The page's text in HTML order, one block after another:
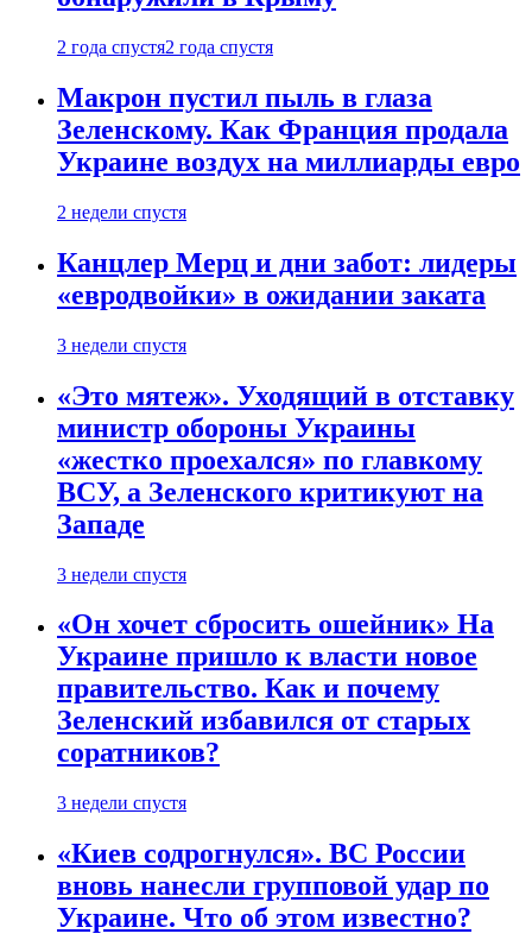
2 года спустя2 года спустя
Макрон пустил пыль в глаза
Зеленскому. Как Франция продала
Украине воздух на миллиарды евро
2 недели спустя
Канцлер Мерц и дни забот: лидеры
«евродвойки» в ожидании заката
3 недели спустя
«Это мятеж». Уходящий в отставку
министр обороны Украины
«жестко проехался» по главкому
ВСУ, а Зеленского критикуют на
Западе
3 недели спустя
«Он хочет сбросить ошейник» На
Украине пришло к власти новое
правительство. Как и почему
Зеленский избавился от старых
соратников?
3 недели спустя
«Киев содрогнулся». ВС России
вновь нанесли групповой удар по
Украине. Что об этом известно?